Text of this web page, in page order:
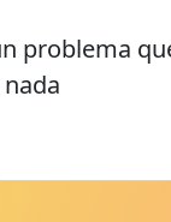
problema